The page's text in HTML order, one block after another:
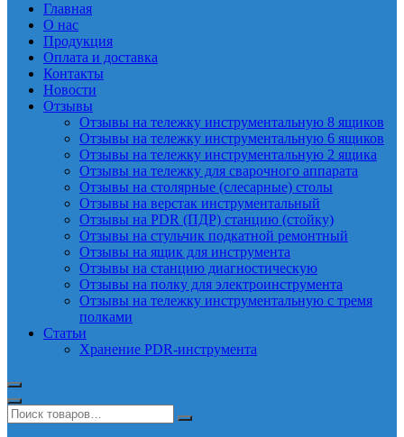
Главная
О нас
Продукция
Оплата и доставка
Контакты
Новости
Отзывы
Отзывы на тележку инструментальную 8 ящиков
Отзывы на тележку инструментальную 6 ящиков
Отзывы на тележку инструментальную 2 ящика
Отзывы на тележку для сварочного аппарата
Отзывы на столярные (слесарные) столы
Отзывы на верстак инструментальный
Отзывы на PDR (ПДР) станцию (стойку)
Отзывы на стульчик подкатной ремонтный
Отзывы на ящик для инструмента
Отзывы на станцию диагностическую
Отзывы на полку для электроинструмента
Отзывы на тележку инструментальную с тремя
полками
Статьи
Хранение PDR-инструмента